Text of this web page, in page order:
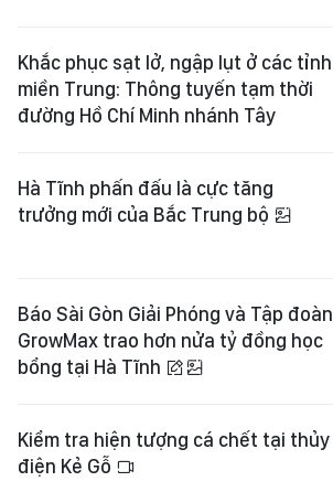
Khắc phục sạt lở, ngập lụt ở các tỉnh
miền Trung: Thông tuyến tạm thời
đường Hồ Chí Minh nhánh Tây
Hà Tĩnh phấn đấu là cực tăng
trưởng mới của Bắc Trung bộ
Báo Sài Gòn Giải Phóng và Tập đoàn
GrowMax trao hơn nửa tỷ đồng học
bổng tại Hà Tĩnh
Kiểm tra hiện tượng cá chết tại thủy
điện Kẻ Gỗ